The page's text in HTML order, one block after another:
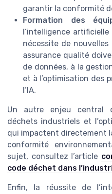
garantir la conformité
Formation des
l’intelligence
nécessite de nouvelles
assurance qualité
de données, à la
et à l’optimisation des
l’IA.
Un autre enjeu central
déchets industriels et
qui impactent directement
conformité
sujet, consultez l’article
code déchet dans
Enfin, la réussite de